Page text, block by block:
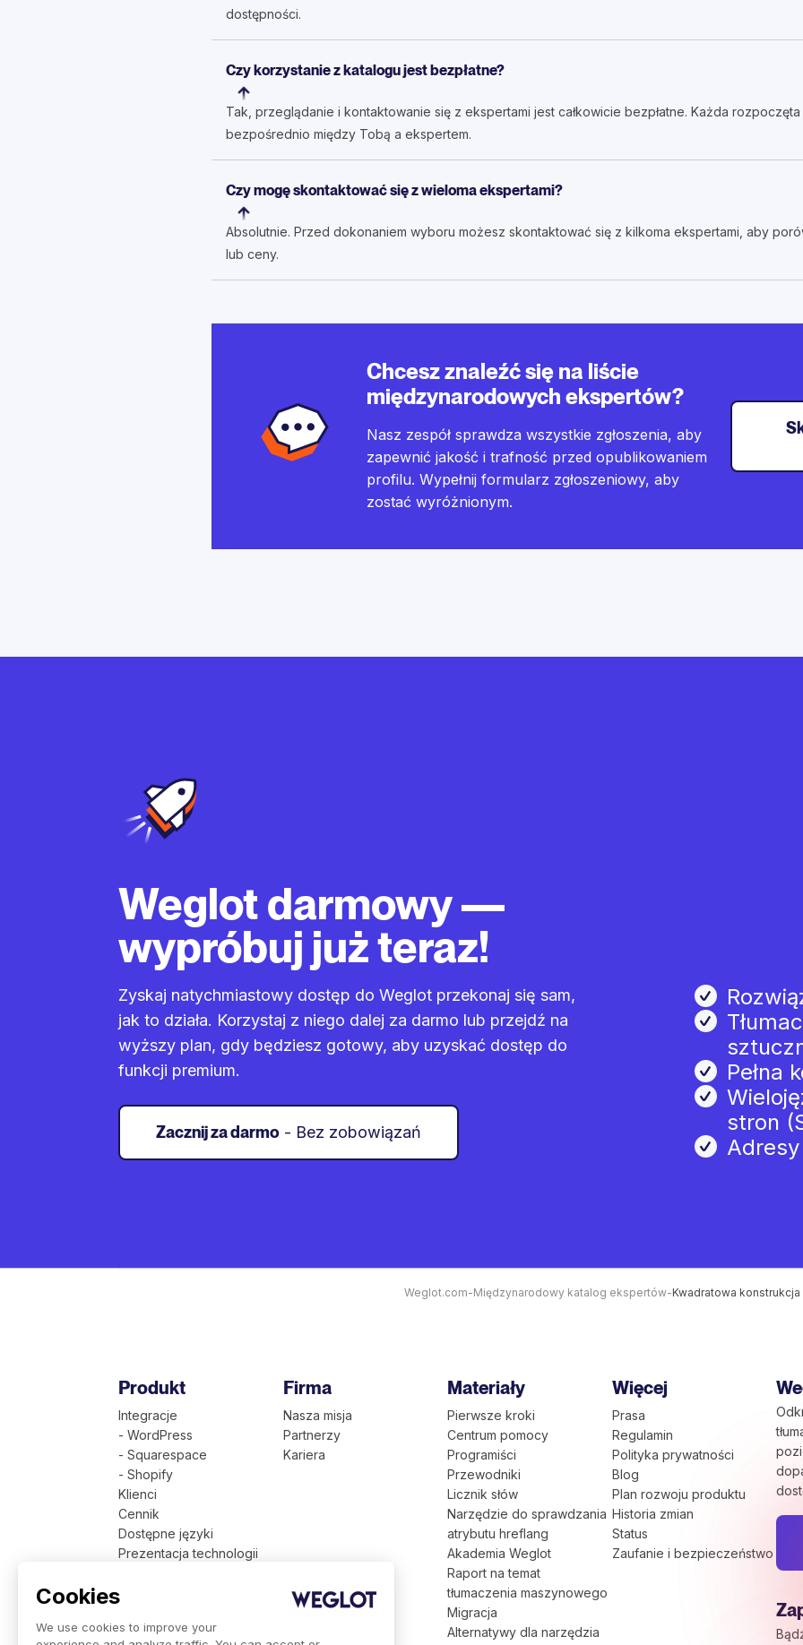
Cookies
We use cookies to improve your
dostępności.
Czy korzystanie z katalogu jest bezpłatne?
Tak, przeglądanie i kontaktowanie się z ekspertami jest całkowicie bezpłatne. Każda
bezpośrednio między Tobą a ekspertem.
Czy mogę skontaktować się z wieloma ekspertami?
Absolutnie. Przed dokonaniem wyboru możesz skontaktować się z kilkoma ekspertami, aby
lub ceny.
Chcesz znaleźć się na liście
międzynarodowych ekspertów?
Nasz zespół sprawdza wszystkie zgłoszenia, aby
zapewnić jakość i trafność przed opublikowaniem
profilu. Wypełnij formularz zgłoszeniowy, aby
zostać wyróżnionym.
Weglot darmowy —
wypróbuj już teraz!
Zyskaj natychmiastowy dostęp do Weglot przekonaj się sam,
jak to działa. Korzystaj z niego dalej za darmo lub przejdź na
wyższy plan, gdy będziesz gotowy, aby uzyskać dostęp do
funkcji premium.
Zacznij za darmo - Bez zobowiązań
Pełna
stron
Weglot.com-Międzynarodowy katalog ekspertów-Kwadratowa konstrukcja
Produkt
Integracje
- WordPress
- Squarespace
- Shopify
Klienci
Cennik
Dostępne języki
Prezentacja technologii
Firma
Nasza misja
Partnerzy
Kariera
Materiały
Pierwsze kroki
Centrum pomocy
Programiści
Przewodniki
Licznik słów
Narzędzie do sprawdzania
atrybutu hreflang
Akademia Weglot
Raport na temat
tłumaczenia maszynowego
Migracja
Alternatywy dla narzędzia
Więcej
Prasa
Regulamin
Polityka prywatności
Blog
Plan rozwoju produktu
Historia zmian
Status
Zaufanie i bezpieczeństwo